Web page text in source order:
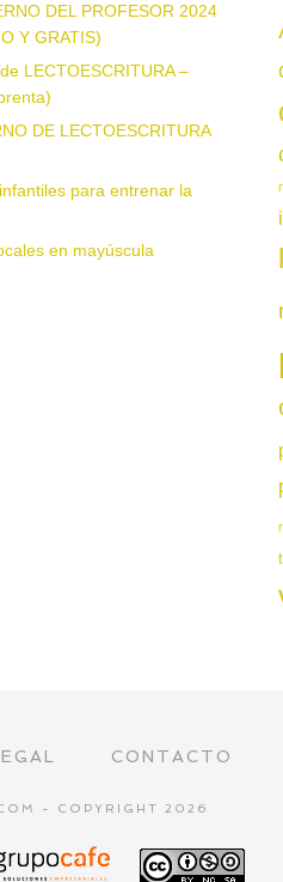
DEL PROFESOR 2024
Y GRATIS)
LECTOESCRITURA –
DE LECTOESCRITURA
para entrenar la
en mayúscula
CONTACTO
- COPYRIGHT 2026